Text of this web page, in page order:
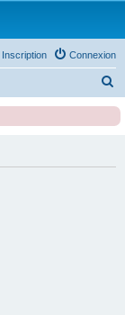
Connexion
Inscription
c
e